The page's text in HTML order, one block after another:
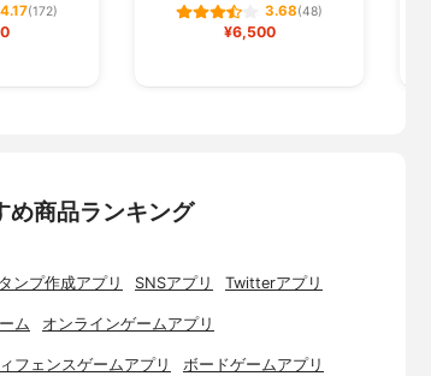
4.17(172) 3.68(48)
¥6,500
め商品ランキング
ンプ作成アプリ SNSアプリ Twitterアプリ
ム オンラインゲームアプリ
フェンスゲームアプリ ボードゲームアプリ